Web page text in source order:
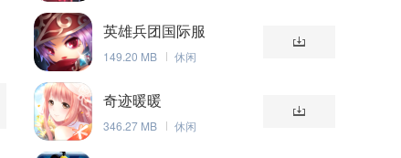
英雄兵团国际服
149.20 MB 休闲
奇迹暖暖
346.27 MB 休闲